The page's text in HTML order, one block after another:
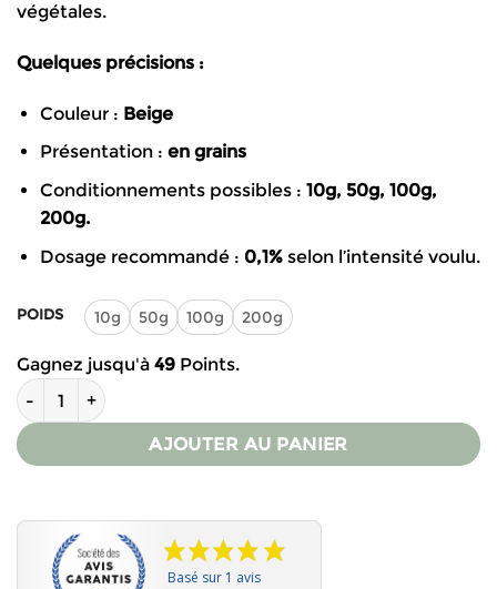
végétales.
Quelques précisions :
Couleur : Beige
Présentation : en grains
Conditionnements possibles : 10g, 50g, 100g,
200g.
Dosage recommandé : 0,1%selon l’intensité voulu.
POIDS 10g 50g 100g 200g
Gagnez jusqu'à 49 Points.
quantité de Colorant beige pour bougies - BEKRO
AJOUTER AU PANIER
Basé sur 1 avis